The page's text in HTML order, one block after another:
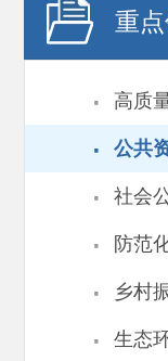
重
· 高质
· 公共
· 社会
· 防范
· 乡村
· 生态